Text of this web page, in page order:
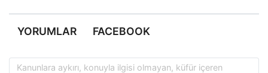
YORUMLAR FACEBOOK